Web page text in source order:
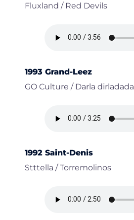
Fluxland / Red Devils
1993 Grand-Leez
GO Culture / Darla dirladada
1992 Saint-Denis
Stttella / Torremolinos